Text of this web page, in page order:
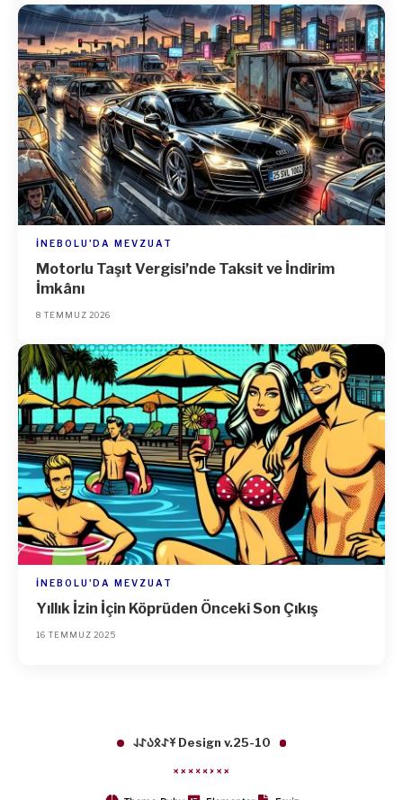
İNEBOLU'DA MEVZUAT
Motorlu Taşıt Vergisi’nde Taksit ve İndirim
İmkânı
8 TEMMUZ 2026
İNEBOLU'DA MEVZUAT
Yıllık İzin İçin Köprüden Önceki Son Çıkış
16 TEMMUZ 2025
𐱁𐰀𐰋𐰉𐰀𐰞 Design v.25-10